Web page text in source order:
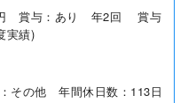
円 賞与：あり 年2回 賞与
実績)
その他 年間休日数：113日